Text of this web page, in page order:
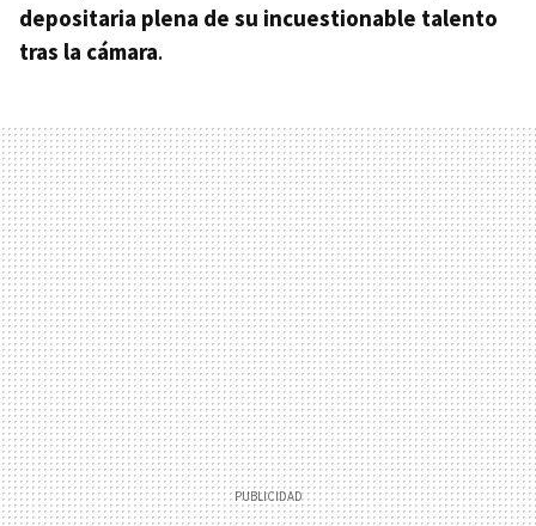
depositaria plena de su incuestionable talento
tras la cámara.